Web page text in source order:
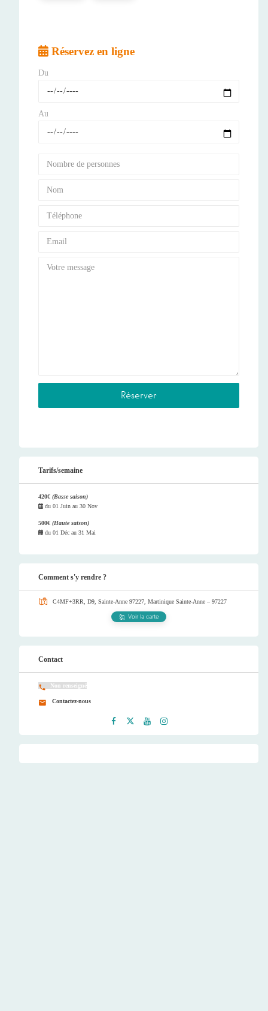
Réservez en ligne
Du
Au
Tarifs/semaine
420€ (Basse saison)
du 01 Juin au 30 Nov
500€ (Haute saison)
du 01 Déc au 31 Mai
Comment s'y rendre ?
C4MF+3RR, D9, Sainte-Anne 97227, Martinique Sainte-Anne – 97227
Voir la carte
Contact
Non renseigné
Contactez-nous